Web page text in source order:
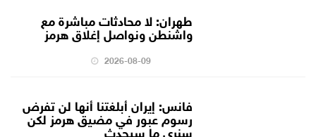
طهران: لا محادثات مباشرة مع
واشنطن ونواصل إغلاق هرمز
2026-08-09
فانس: إيران أبلغتنا أنها لن تفرض
رسوم عبور في مضيق هرمز لكن
سنرى ما سيحدث